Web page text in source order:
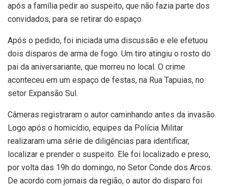
após a família pedir ao suspeito, que não fazia parte dos
convidados, para se retirar do espaço.
Após o pedido, foi iniciada uma discussão e ele efetuou
dois disparos de arma de fogo. Um tiro atingiu o rosto do
pai da aniversariante, que morreu no local. O crime
aconteceu em um espaço de festas, na Rua Tapuias, no
setor Expansão Sul.
Câmeras registraram o autor caminhando antes da invasão.
Logo após o homicídio, equipes da Polícia Militar
realizaram uma série de diligências para identificar,
localizar e prender o suspeito. Ele foi localizado e preso,
por volta das 19h do domingo, no Setor Conde dos Arcos.
De acordo com jornais da região, o autor do disparo foi